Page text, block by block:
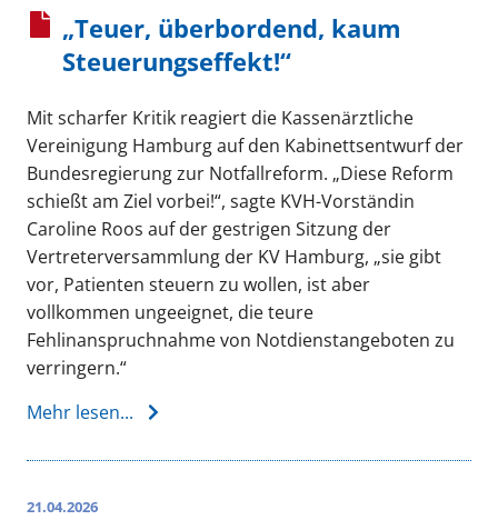
„Teuer, überbordend, kaum
Steuerungseffekt!“
Mit scharfer Kritik reagiert die Kassenärztliche
Vereinigung Hamburg auf den Kabinettsentwurf der
Bundesregierung zur Notfallreform. „Diese Reform
schießt am Ziel vorbei!“, sagte KVH-Vorständin
Caroline Roos auf der gestrigen Sitzung der
Vertreterversammlung der KV Hamburg, „sie gibt
vor, Patienten steuern zu wollen, ist aber
vollkommen ungeeignet, die teure
Fehlinanspruchnahme von Notdienstangeboten zu
verringern.“
Mehr lesen...
21.04.2026